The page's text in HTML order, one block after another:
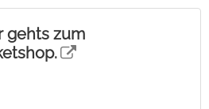
gehts zum